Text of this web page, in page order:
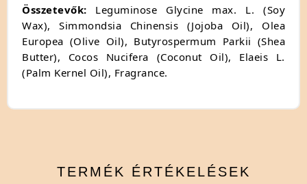
Összetevők: Leguminose Glycine max. L. (Soy
Wax), Simmondsia Chinensis (Jojoba Oil), Olea
Europea (Olive Oil), Butyrospermum Parkii (Shea
Butter), Cocos Nucifera (Coconut Oil), Elaeis L.
(Palm Kernel Oil), Fragrance.
TERMÉK ÉRTÉKELÉSEK